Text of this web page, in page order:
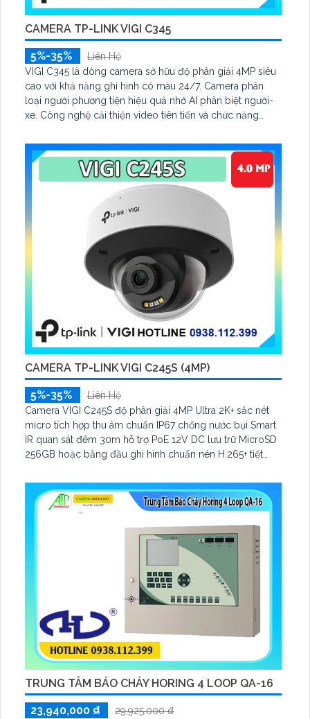
CAMERA TP-LINK VIGI C345
5%-35%
Liên Hệ
VIGI C345 là dòng camera sở hữu độ phân giải 4MP siêu
cao với khả năng ghi hình có màu 24/7. Camera phân
loại người phương tiện hiệu quả nhớ AI phân biệt người-
xe. Công nghệ cải thiện video tiên tiến và chức năng
Tiêu chuẩn chống nước IP67 đảm bảo bền bỉ phù hợp
lắp đặt ở nhiều vị trí khác nhau
CAMERA TP-LINK VIGI C245S (4MP)
5%-35%
Liên Hệ
Camera VIGI C245S độ phân giải 4MP Ultra 2K+ sắc nét
micro tích hợp thu âm chuẩn IP67 chống nước bụi Smart
IR quan sát đêm 30m hỗ trợ PoE 12V DC lưu trữ MicroSD
256GB hoặc bằng đầu ghi hình chuẩn nén H.265+ tiết
trình duyệt web đảm bảo giám sát hiệu quả bền bỉ.
TRUNG TÂM BÁO CHÁY HORING 4 LOOP QA-16
23,940,000 ₫
29,925,000 ₫